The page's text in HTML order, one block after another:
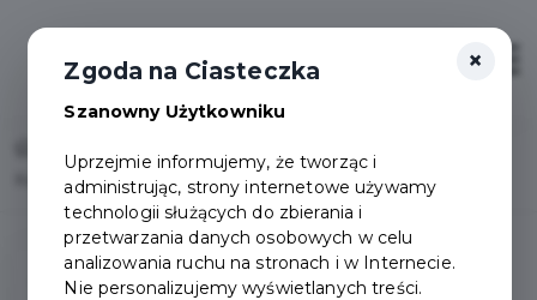
Kwalifikacja wojskowa - Miasto Pruszcz Gdański
Obwieszczenie Wojewody
×
Zgoda na Ciasteczka
Szanowny Użytkowniku
Uprzejmie informujemy, że tworząc i
administrując, strony internetowe używamy
technologii służących do zbierania i
przetwarzania danych osobowych w celu
analizowania ruchu na stronach i w Internecie.
Nie personalizujemy wyświetlanych treści.